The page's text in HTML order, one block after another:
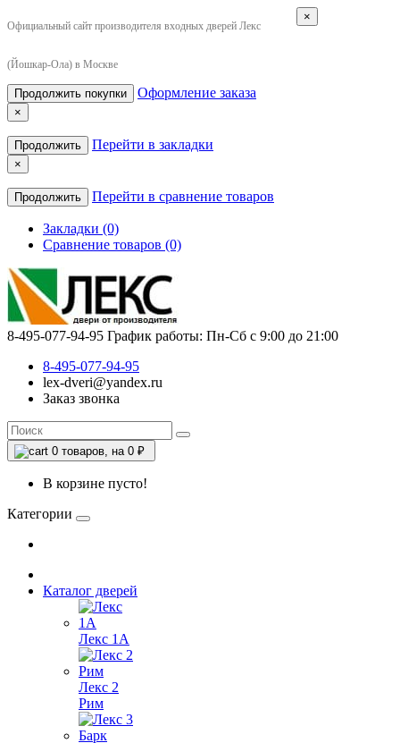
Официальный сайт производителя входных дверей Лекс
(Йошкар-Ола) в Москве
×
Продолжить покупки Оформление заказа
×
Продолжить Перейти в закладки
×
Продолжить Перейти в сравнение товаров
Закладки (0)
Сравнение товаров (0)
8-495-077-94-95 График работы: Пн-Сб с 9:00 до 21:00
8-495-077-94-95
lex-dveri@yandex.ru
Заказ звонка
0 товаров, на 0 ₽
В корзине пусто!
Категории
Каталог дверей
Лекс 1А
Лекс 2
Рим